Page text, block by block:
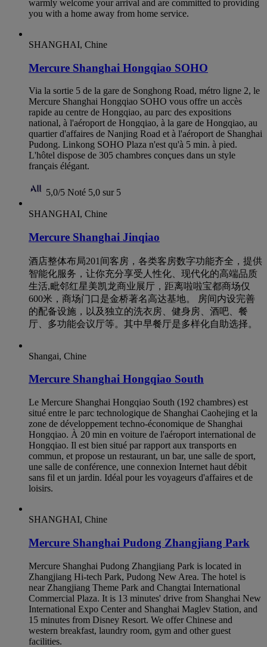
warmly welcome your arrival and are committed to providing
you with a home away from home service.
SHANGHAI, Chine
Mercure Shanghai Hongqiao SOHO
Via la sortie 5 de la gare de Songhong Road, métro ligne 2, le
Mercure Shanghai Hongqiao SOHO vous offre un accès
rapide au centre de Hongqiao, au parc des expositions
national, à l'aéroport de Hongqiao, à la gare de Hongqiao, au
quartier d'affaires de Nanjing Road et à l'aéroport de Shanghai
Pudong. Linkong SOHO Plaza n'est qu'à 5 min. à pied.
L'hôtel dispose de 305 chambres conçues dans un style
français élégant.
5,0/5 Noté 5,0 sur 5
SHANGHAI, Chine
Mercure Shanghai Jinqiao
酒店整体布局201间客房，各类客房数字功能齐全，提供
智能化服务，让你充分享受人性化、现代化的高端品质
生活,毗邻红星美凯龙商业展厅，距离啦啦宝都商场仅
600米，商场门口是金桥著名高达基地。 房间内设完善
的配备设施，以及独立的洗衣房、健身房、酒吧、餐
厅、多功能会议厅等。其中早餐厅是多样化自助选择。
Shangai, Chine
Mercure Shanghai Hongqiao South
Le Mercure Shanghai Hongqiao South (192 chambres) est
situé entre le parc technologique de Shanghai Caohejing et la
zone de développement techno-économique de Shanghai
Hongqiao. À 20 min en voiture de l'aéroport international de
Hongqiao. Il est bien situé par rapport aux transports en
commun, et propose un restaurant, un bar, une salle de sport,
une salle de conférence, une connexion Internet haut débit
sans fil et un jardin. Idéal pour les voyageurs d'affaires et de
loisirs.
SHANGHAI, Chine
Mercure Shanghai Pudong Zhangjiang Park
Mercure Shanghai Pudong Zhangjiang Park is located in
Zhangjiang Hi-tech Park, Pudong New Area. The hotel is
near Zhangjiang Theme Park and Changtai International
Commercial Plaza. It is 13 minutes' drive from Shanghai New
International Expo Center and Shanghai Maglev Station, and
15 minutes from Disney Resort. We offer Chinese and
western breakfast, laundry room, gym and other guest
facilities.